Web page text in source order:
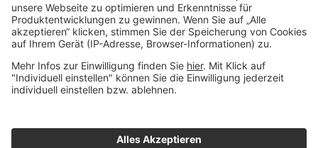
Glossar
A
B
C
D
© 2015 - 2026 Whitebox